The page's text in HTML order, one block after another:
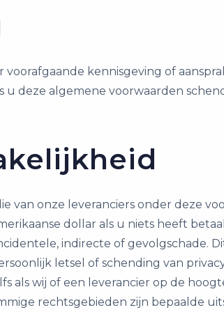
kennisgeving of
deze algemene voorwaarden
van onze leveranciers onder deze
dollar als u niets heeft
indirecte of gevolgschade.
letsel of schending van
wij of een leverancier op de
rechtsgebieden zijn bepaalde